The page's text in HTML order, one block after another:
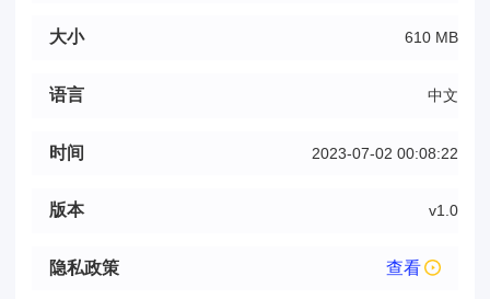
大小 610 MB
语言 中文
时间 2023-07-02 00:08:22
版本 v1.0
隐私政策 查看